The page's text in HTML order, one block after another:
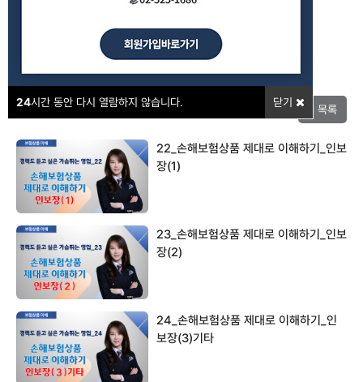
24시간 동안 다시 열람하지 않습니다. 닫기
목록
22_손해보험상품 제대로 이해하기_인보
장(1)
23_손해보험상품 제대로 이해하기_인보
장(2)
24_손해보험상품 제대로 이해하기_인
보장(3)기타